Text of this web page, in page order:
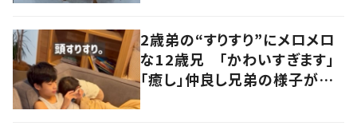
2歳弟の“すりすり”にメロメロ
な12歳兄 「かわいすぎます」
「癒し」仲良し兄弟の様子が